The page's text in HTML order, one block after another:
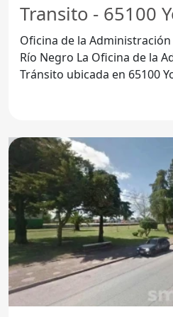
Transito - 65100
Oficina de la
Río Negro La Oficina de la Administración de
Tránsito ubicada en 65100